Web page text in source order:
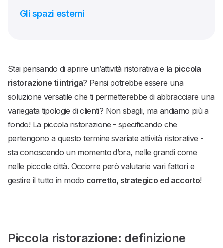
Gli spazi esterni
Stai pensando di aprire un’attività ristorativa e la piccola
ristorazione ti intriga? Pensi potrebbe essere una
soluzione versatile che ti permetterebbe di abbracciare una
variegata tipologie di clienti? Non sbagli, ma andiamo più a
fondo! La piccola ristorazione - specificando che
pertengono a questo termine svariate attività ristorative -
sta conoscendo un momento d’ora, nelle grandi come
nelle piccole città. Occorre però valutarie vari fattori e
gestire il tutto in modo corretto, strategico ed accorto!
Piccola ristorazione: definizione